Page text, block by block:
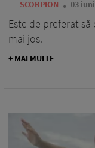
— SCORPION 03
Este de preferat
mai jos.
+ MAI MULTE